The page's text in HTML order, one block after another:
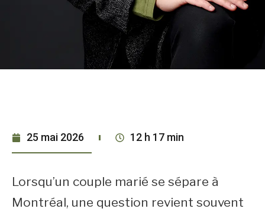
25 mai 2026 12 h 17 min
Lorsqu’un couple marié se sépare à
Montréal, une question revient souvent